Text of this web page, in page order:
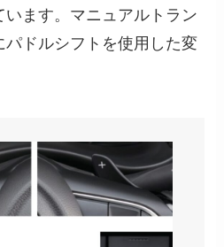
ます。マニュアルトラン
パドルシフトを使用した変